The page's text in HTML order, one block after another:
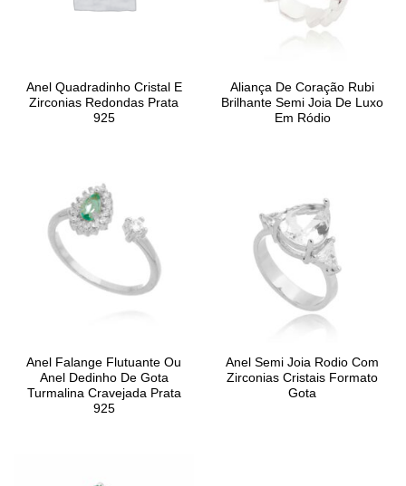
Anel Quadradinho Cristal E
Zirconias Redondas Prata
925
Aliança De Coração Rubi
Brilhante Semi Joia De Luxo
Em Ródio
Anel Falange Flutuante Ou
Anel Dedinho De Gota
Turmalina Cravejada Prata
925
Anel Semi Joia Rodio Com
Zirconias Cristais Formato
Gota